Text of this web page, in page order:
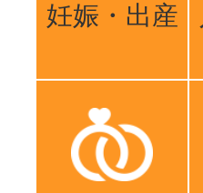
妊娠・出産